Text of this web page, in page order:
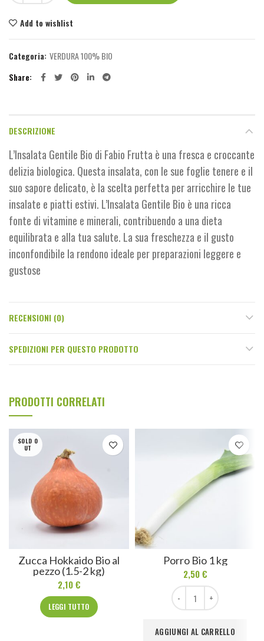
Add to wishlist
Categoria: VERDURA 100% BIO
Share
DESCRIZIONE
L’Insalata Gentile Bio di Fabio Frutta è una fresca e croccante
delizia biologica. Questa insalata, con le sue foglie tenere e il
suo sapore delicato, è la scelta perfetta per arricchire le tue
insalate e piatti estivi. L’Insalata Gentile Bio è una ricca
fonte di vitamine e minerali, contribuendo a una dieta
equilibrata e alla tua salute. La sua freschezza e il gusto
inconfondibile la rendono ideale per preparazioni leggere e
gustose
RECENSIONI (0)
SPEDIZIONI PER QUESTO PRODOTTO
PRODOTTI CORRELATI
SOLD O
UT
Zucca Hokkaido Bio al
pezzo (1.5-2 kg)
2,10€
LEGGI TUTTO
Porro Bio 1 kg
2,50€
Porro Bio 1 kg quantità
AGGIUNGI AL CARRELLO